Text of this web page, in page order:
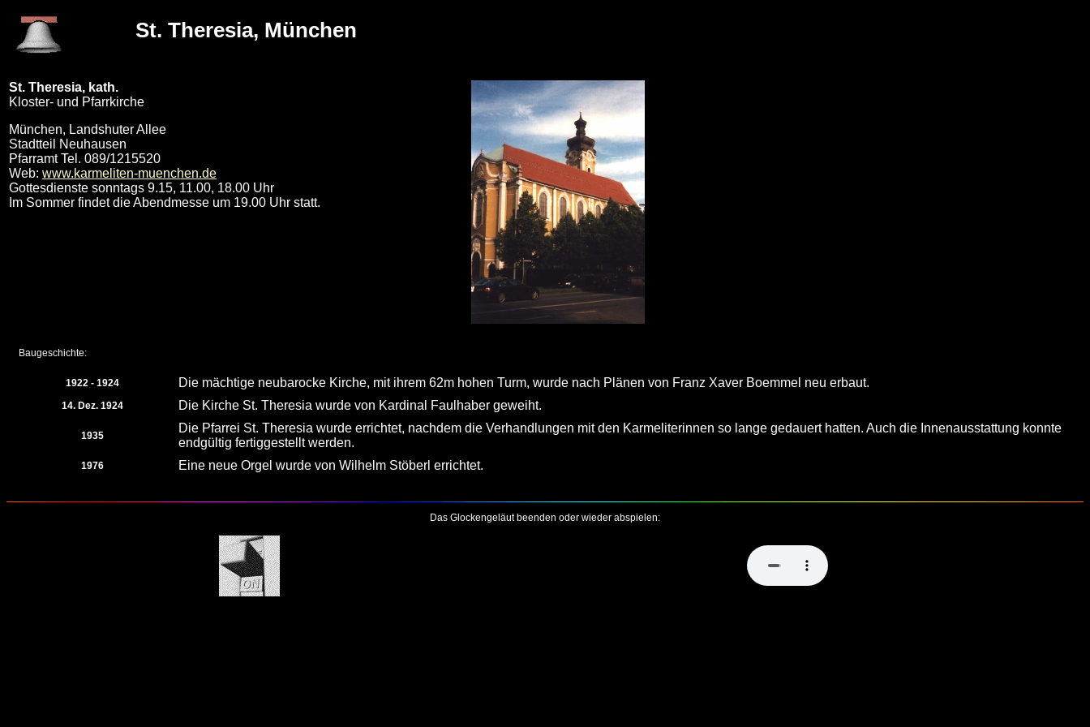
St. Theresia, München
St. Theresia, kath.
Kloster- und Pfarrkirche
München, Landshuter Allee
Stadtteil Neuhausen
Pfarramt Tel. 089/1215520
Web: www.karmeliten-muenchen.de
Gottesdienste sonntags 9.15, 11.00, 18.00 Uhr
Im Sommer findet die Abendmesse um 19.00 Uhr statt.
Baugeschichte:
1922 - 1924 Die mächtige neubarocke Kirche, mit ihrem 62m hohen Turm, wurde nach Plänen von Franz Xaver Boemmel neu erbaut.
14. Dez. 1924 Die Kirche St. Theresia wurde von Kardinal Faulhaber geweiht.
1935
Die Pfarrei St. Theresia wurde errichtet, nachdem die Verhandlungen mit den Karmeliterinnen so lange gedauert hatten. Auch die Innenausstattung konnte
endgültig fertiggestellt werden.
1976 Eine neue Orgel wurde von Wilhelm Stöberl errichtet.
Das Glockengeläut beenden oder wieder abspielen: